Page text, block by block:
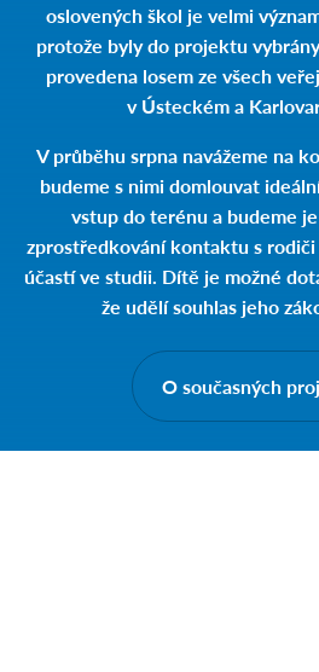
oslovených škol je velmi
protože byly do projektu
provedena losem ze všech
v Ústeckém a
V průběhu srpnanavážeme na
budeme s nimi domlouvat
vstup do terénu a budeme
zprostředkování kontaktu s rodiči
účastí ve studii. Dítě je možné
že udělí souhlas jeho
O současných